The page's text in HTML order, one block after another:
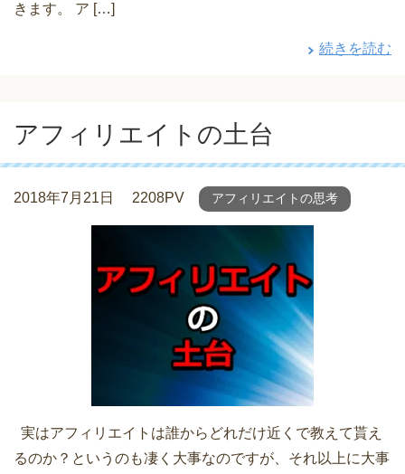
きます。 ア […]
続きを読む
アフィリエイトの土台
2018年7月21日 2208PV アフィリエイトの思考
実はアフィリエイトは誰からどれだけ近くで教えて貰え
るのか？というのも凄く大事なのですが、それ以上に大事